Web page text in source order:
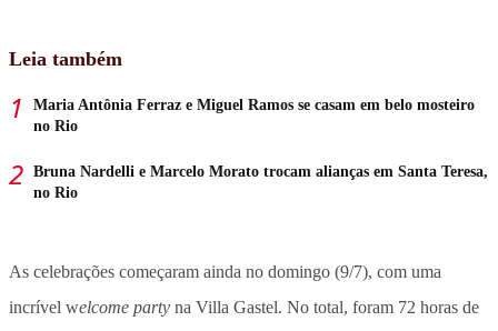
Leia também
Maria Antônia Ferraz e Miguel Ramos se casam em belo mosteiro
no Rio
Bruna Nardelli e Marcelo Morato trocam alianças em Santa Teresa,
no Rio
As celebrações começaram ainda no domingo (9/7), com uma
incrível welcome party na Villa Gastel. No total, foram 72 horas de